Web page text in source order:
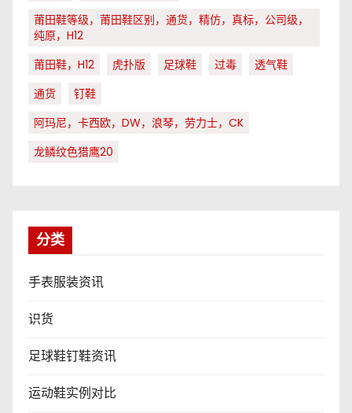
莆田鞋等级，莆田鞋区别，通货，精仿，真标，公司级，
纯原，H12
莆田鞋，H12
虎扑版 足球鞋 过毒
透气鞋
通货
钉鞋
阿玛尼，卡西欧，DW，浪琴，劳力士，CK
龙鳞纹色猎鹰20
分类
手表服装资讯
识货
足球鞋钉鞋资讯
运动鞋实例对比